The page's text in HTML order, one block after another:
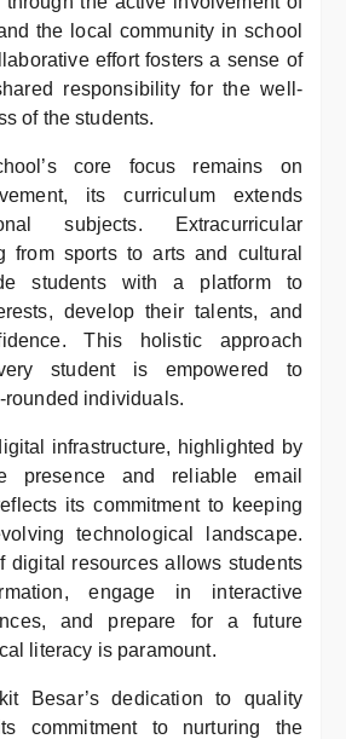
the local community in school
effort fosters a sense of
responsibility for the well-
of the students.
core focus remains on
its curriculum extends
subjects. Extracurricular
from sports to arts and cultural
students with a platform to
develop their talents, and
This holistic approach
student is empowered to
rounded individuals.
infrastructure, highlighted by
presence and reliable email
its commitment to keeping
technological landscape.
digital resources allows students
engage in interactive
and prepare for a future
literacy is paramount.
Besar’s dedication to quality
commitment to nurturing the